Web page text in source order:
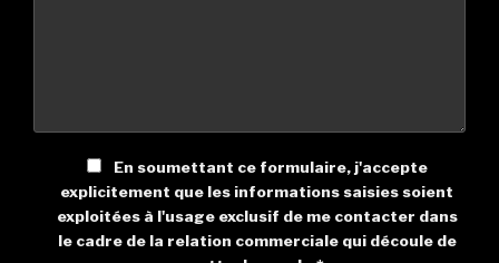
En soumettant ce formulaire, j'accepte
explicitement que les informations saisies soient
exploitées à l'usage exclusif de me contacter dans
le cadre de la relation commerciale qui découle de